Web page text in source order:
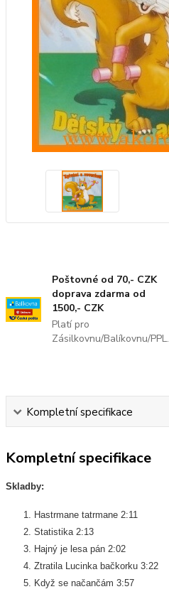
Poštovné od 70,- CZK
doprava zdarma od
1500,- CZK
Platí pro
Zásilkovnu/Balíkovnu/PPL.
Kompletní specifikace
Kompletní specifikace
Skladby:
Hastrmane tatrmane 2:11
Statistika 2:13
Hajný je lesa pán 2:02
Ztratila Lucinka bačkorku 3:22
Když se načančám 3:57